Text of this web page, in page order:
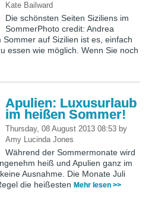
Kate Bailward
Die schönsten Seiten Siziliens im
SommerPhoto credit: Andrea
Sommer auf Sizilien ist es, einfach
essen wie möglich. Wenn Sie noch
Apulien: Luxusurlaub
im heißen Sommer!
Thursday, 08 August 2013 08:53 by
Amy Lucinda Jones
Während der Sommermonate wird
heiß und Apulien ganz im
Ausnahme. Die Monate Juli
die heißesten Mehr lesen >>